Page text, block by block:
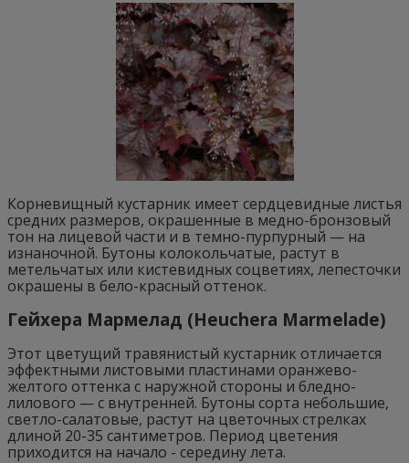
Корневищный кустарник имеет сердцевидные листья
средних размеров, окрашенные в медно-бронзовый
тон на лицевой части и в темно-пурпурный — на
изнаночной. Бутоны колокольчатые, растут в
метельчатых или кистевидных соцветиях, лепесточки
окрашены в бело-красный оттенок.
Гейхера Мармелад (Heuchera Marmelade)
Этот цветущий травянистый кустарник отличается
эффектными листовыми пластинами оранжево-
желтого оттенка с наружной стороны и бледно-
лилового — с внутренней. Бутоны сорта небольшие,
светло-салатовые, растут на цветочных стрелках
длиной 20-35 сантиметров. Период цветения
приходится на начало - середину лета.